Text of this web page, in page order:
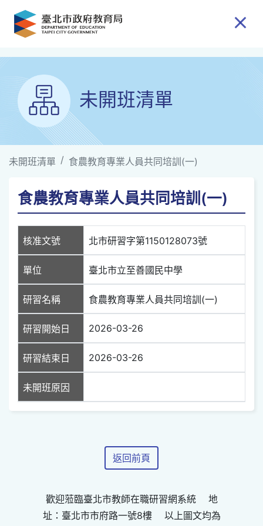
跳到主要內容
未開班清單
未開班清單 食農教育專業人員共同培訓(一)
食農教育專業人員共同培訓(一)
核准文號 北市研習字第1150128073號
單位 臺北市立至善國民中學
研習名稱 食農教育專業人員共同培訓(一)
研習開始日 2026-03-26
研習結束日 2026-03-26
未開班原因
返回前頁
歡迎蒞臨臺北市教師在職研習網系統 地
址：臺北市市府路一號8樓 以上圖文均為